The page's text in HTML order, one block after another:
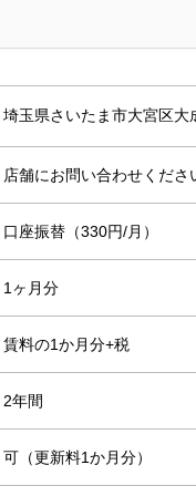
埼玉県さいたま市大宮区
店舗にお問い合わせくださ
口座振替（330円/月）
1ヶ月分
賃料の1か月分+税
2年間
可（更新料1か月分）